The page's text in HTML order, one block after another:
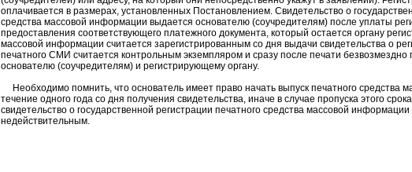
оплачивается в размерах, установленных Постановлением. Свидетельство о
средства массовой информации выдается основателю (соучредителям) после уплаты
предоставления соответствующего платежного документа, который остается органу
массовой информации считается зарегистрированным со дня выдачи свидетельства о
печатного СМИ считается контрольным экземпляром и сразу после печати безвозмездно
основателю (соучредителям) и регистрирующему органу.
Необходимо помнить, что основатель имеет право начать выпуск печатного средства
течение одного года со дня получения свидетельства, иначе в случае пропуска этого
свидетельство о государственной регистрации печатного средства массовой
недействительным.